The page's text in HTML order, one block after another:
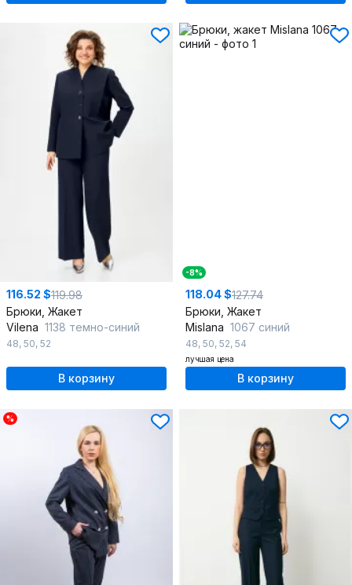
116.52 $119.98
Брюки, Жакет
Vilena 1138 темно-синий
48, 50, 52
В корзину
-8%
118.04 $127.74
Брюки, Жакет
Mislana 1067 синий
48, 50, 52, 54
лучшая цена
В корзину
%